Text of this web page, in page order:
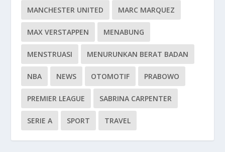
MANCHESTER UNITED MARC MARQUEZ
MAX VERSTAPPEN MENABUNG
MENSTRUASI MENURUNKAN BERAT BADAN
NBA NEWS OTOMOTIF PRABOWO
PREMIER LEAGUE SABRINA CARPENTER
SERIE A SPORT TRAVEL